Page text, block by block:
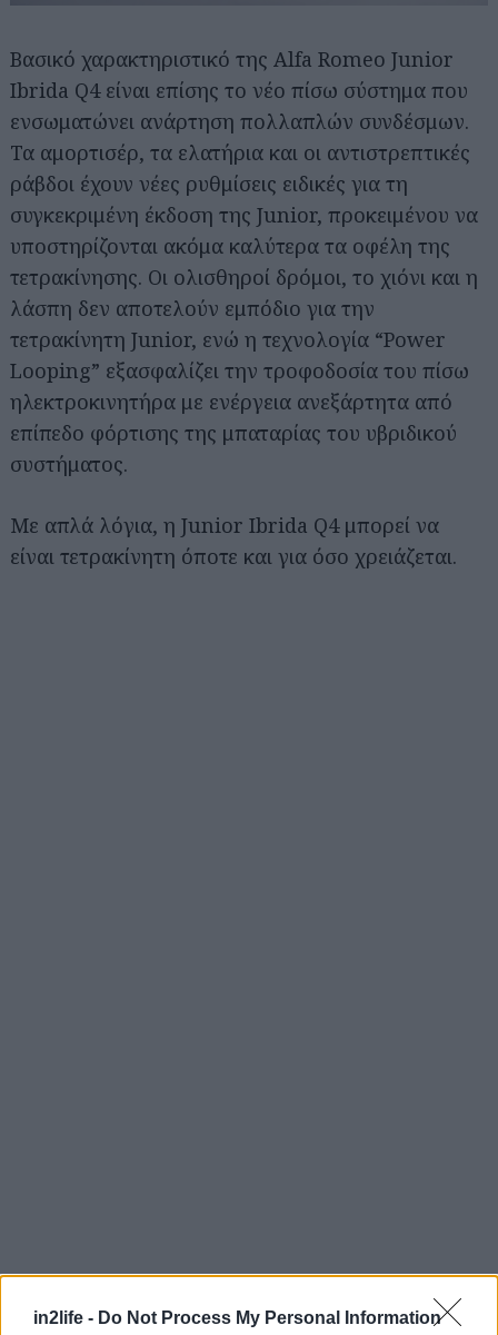
in2life - Do Not Process My Personal Information
Βασικό χαρακτηριστικό της Alfa Romeo Junior
Ibrida Q4 είναι επίσης το νέο πίσω σύστημα που
ενσωματώνει ανάρτηση πολλαπλών συνδέσμων.
Τα αμορτισέρ, τα ελατήρια και οι αντιστρεπτικές
ράβδοι έχουν νέες ρυθμίσεις ειδικές για τη
συγκεκριμένη έκδοση της Junior, προκειμένου να
υποστηρίζονται ακόμα καλύτερα τα οφέλη της
τετρακίνησης. Οι ολισθηροί δρόμοι, το χιόνι και η
λάσπη δεν αποτελούν εμπόδιο για την
τετρακίνητη Junior, ενώ η τεχνολογία “Power
Looping” εξασφαλίζει την τροφοδοσία του πίσω
ηλεκτροκινητήρα με ενέργεια ανεξάρτητα από
επίπεδο φόρτισης της μπαταρίας του υβριδικού
συστήματος.
Με απλά λόγια, η Junior Ibrida Q4 μπορεί να
είναι τετρακίνητη όποτε και για όσο χρειάζεται.